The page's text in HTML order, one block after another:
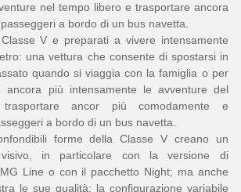
nel tempo libero e trasportare ancora
a bordo di un bus navetta.
V e preparati a vivere intensamente
una vettura che consente di spostarsi in
quando si viaggia con la famiglia o per
ancora più intensamente le avventure del
ancor più comodamente e
a bordo di un bus navetta.
forme della Classe V creano un
visivo, in particolare con la versione di
Line o con il pacchetto Night; ma anche
le sue qualità: la configurazione variabile